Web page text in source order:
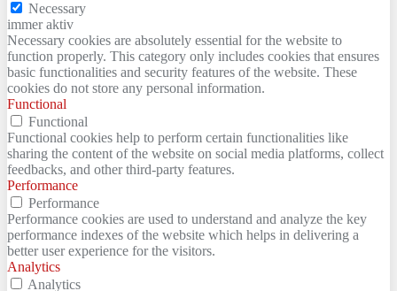
Necessary
immer aktiv
Necessary cookies are absolutely essential for the website to
function properly. This category only includes cookies that ensures
basic functionalities and security features of the website. These
cookies do not store any personal information.
Functional
Functional
Functional cookies help to perform certain functionalities like
sharing the content of the website on social media platforms, collect
feedbacks, and other third-party features.
Performance
Performance
Performance cookies are used to understand and analyze the key
performance indexes of the website which helps in delivering a
better user experience for the visitors.
Analytics
Analytics